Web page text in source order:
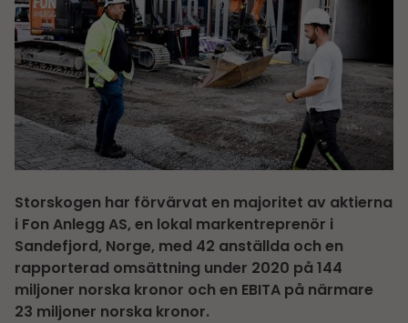
Storskogen har förvärvat en majoritet av aktierna
i Fon Anlegg AS, en lokal markentreprenör i
Sandefjord, Norge, med 42 anställda och en
rapporterad omsättning under 2020 på 144
miljoner norska kronor och en EBITA på närmare
23 miljoner norska kronor.